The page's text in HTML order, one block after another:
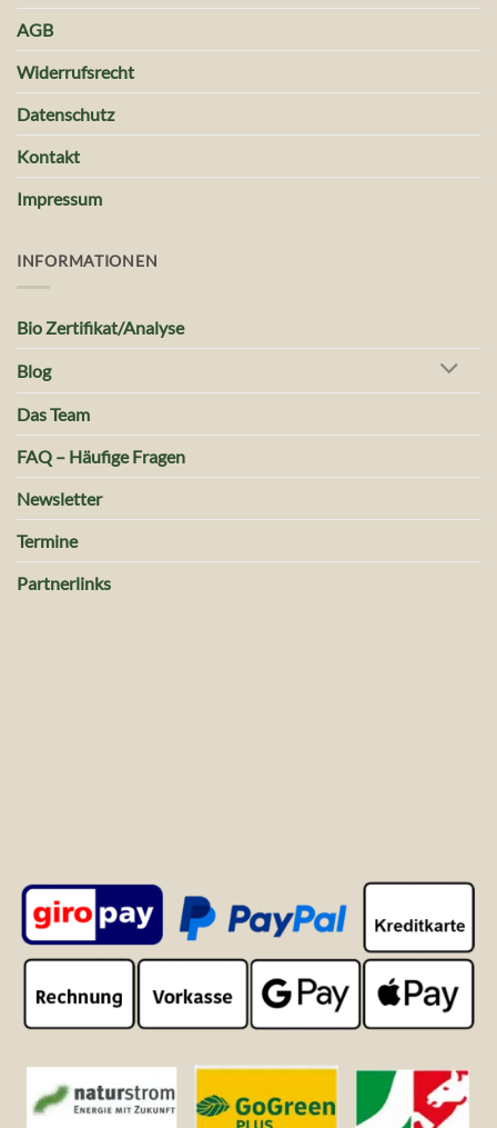
AGB
Widerrufsrecht
Datenschutz
Kontakt
Impressum
INFORMATIONEN
Bio Zertifikat/Analyse
Blog
Das Team
FAQ – Häufige Fragen
Newsletter
Termine
Partnerlinks